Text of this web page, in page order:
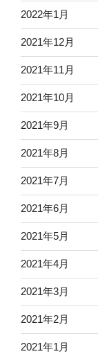
2022年1月
2021年12月
2021年11月
2021年10月
2021年9月
2021年8月
2021年7月
2021年6月
2021年5月
2021年4月
2021年3月
2021年2月
2021年1月